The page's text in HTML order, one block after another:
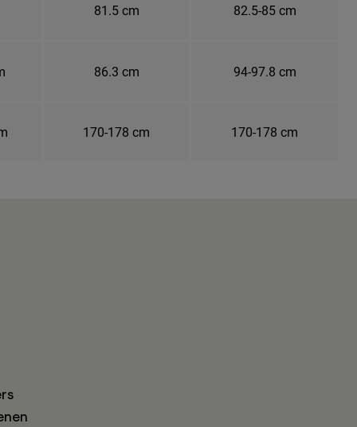
81.5 cm 82.5-85 cm
86.3 cm 94-97.8 cm
170-178 cm 170-178 cm